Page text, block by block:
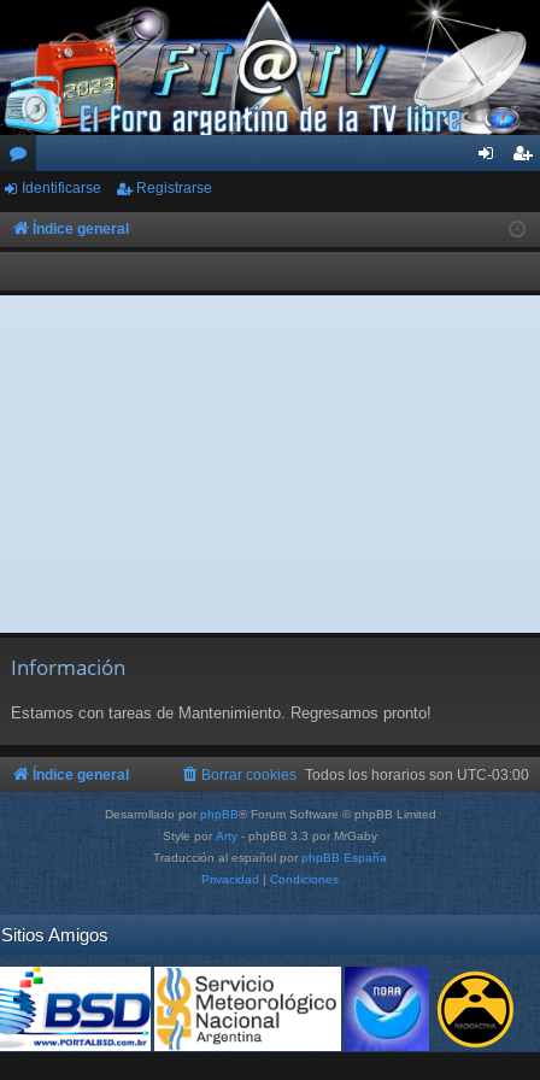
or
os
ar
ist
rs
Identificarse Registrarse
Índice general
Información
Estamos con tareas de Mantenimiento. Regresamos pronto!
Índice general Todos los horarios son UTC-03:00
Borrar cookies
Desarrollado por phpBB® Forum Software © phpBB Limited
Style por Arty - phpBB 3.3 por MrGaby
Traducción al español por phpBB España
Privacidad | Condiciones
Sitios Amigos